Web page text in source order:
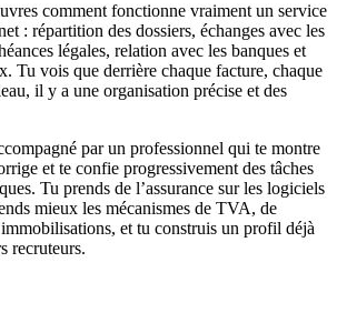
comment fonctionne vraiment un service
: répartition des dossiers, échanges avec les
légales, relation avec les banques et
Tu vois que derrière chaque facture, chaque
il y a une organisation précise et des
par un professionnel qui te montre
et te confie progressivement des tâches
Tu prends de l’assurance sur les logiciels
mieux les mécanismes de TVA, de
et tu construis un profil déjà
recruteurs.